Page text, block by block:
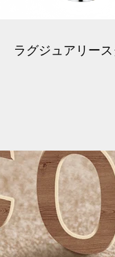
ラグジュアリー